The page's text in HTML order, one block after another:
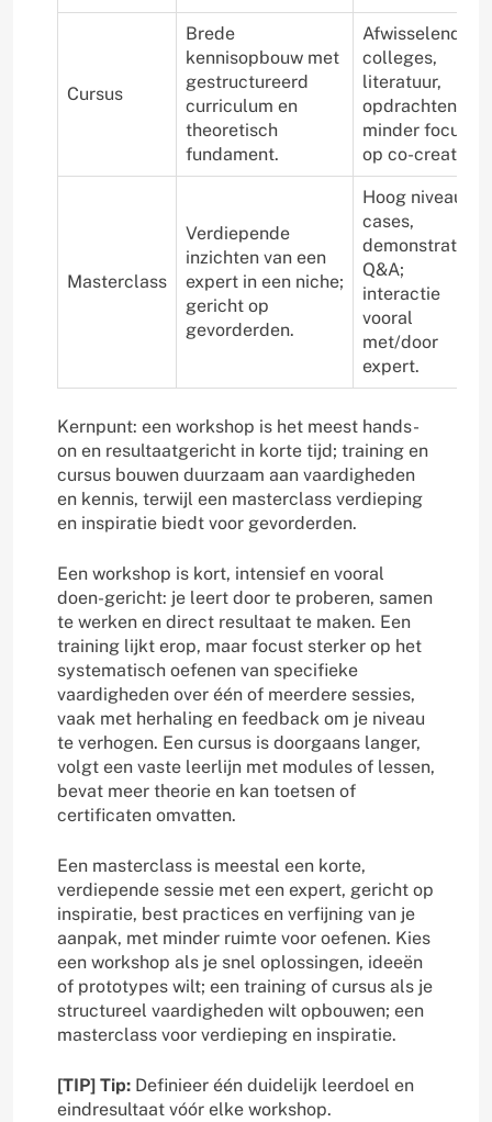
Cursus
Brede
kennisopbouw met
gestructureerd
curriculum en
theoretisch
fundament.
Afwisselend;
colleges,
literatuur,
opdrachten;
minder focus
op co-creatie.
Masterclass
Verdiepende
inzichten van een
expert in een niche;
gericht op
gevorderden.
Hoog niveau;
cases,
demonstraties,
Q&A;
interactie
vooral
met/door
expert.
Kernpunt: een workshop is het meest hands-
on en resultaatgericht in korte tijd; training en
cursus bouwen duurzaam aan vaardigheden
en kennis, terwijl een masterclass verdieping
en inspiratie biedt voor gevorderden.
Een workshop is kort, intensief en vooral
doen-gericht: je leert door te proberen, samen
te werken en direct resultaat te maken. Een
training lijkt erop, maar focust sterker op het
systematisch oefenen van specifieke
vaardigheden over één of meerdere sessies,
vaak met herhaling en feedback om je niveau
te verhogen. Een cursus is doorgaans langer,
volgt een vaste leerlijn met modules of lessen,
bevat meer theorie en kan toetsen of
certificaten omvatten.
Een masterclass is meestal een korte,
verdiepende sessie met een expert, gericht op
inspiratie, best practices en verfijning van je
aanpak, met minder ruimte voor oefenen. Kies
een workshop als je snel oplossingen, ideeën
of prototypes wilt; een training of cursus als je
structureel vaardigheden wilt opbouwen; een
masterclass voor verdieping en inspiratie.
[TIP] Tip: Definieer één duidelijk leerdoel en
eindresultaat vóór elke workshop.